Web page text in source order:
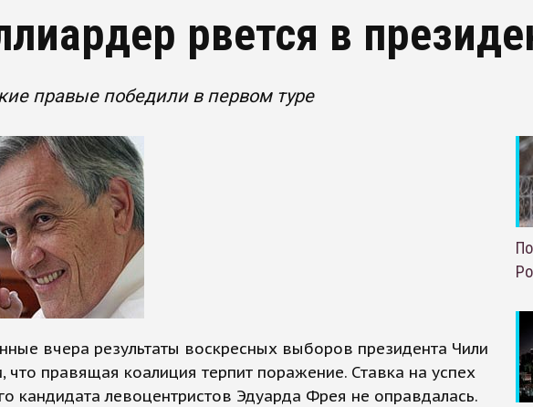
рвется в
правые победили в первом туре
вчера результаты воскресных выборов президента Чили
что правящая коалиция терпит поражение. Ставка на успех
кандидата левоцентристов Эдуарда Фрея не оправдалась.